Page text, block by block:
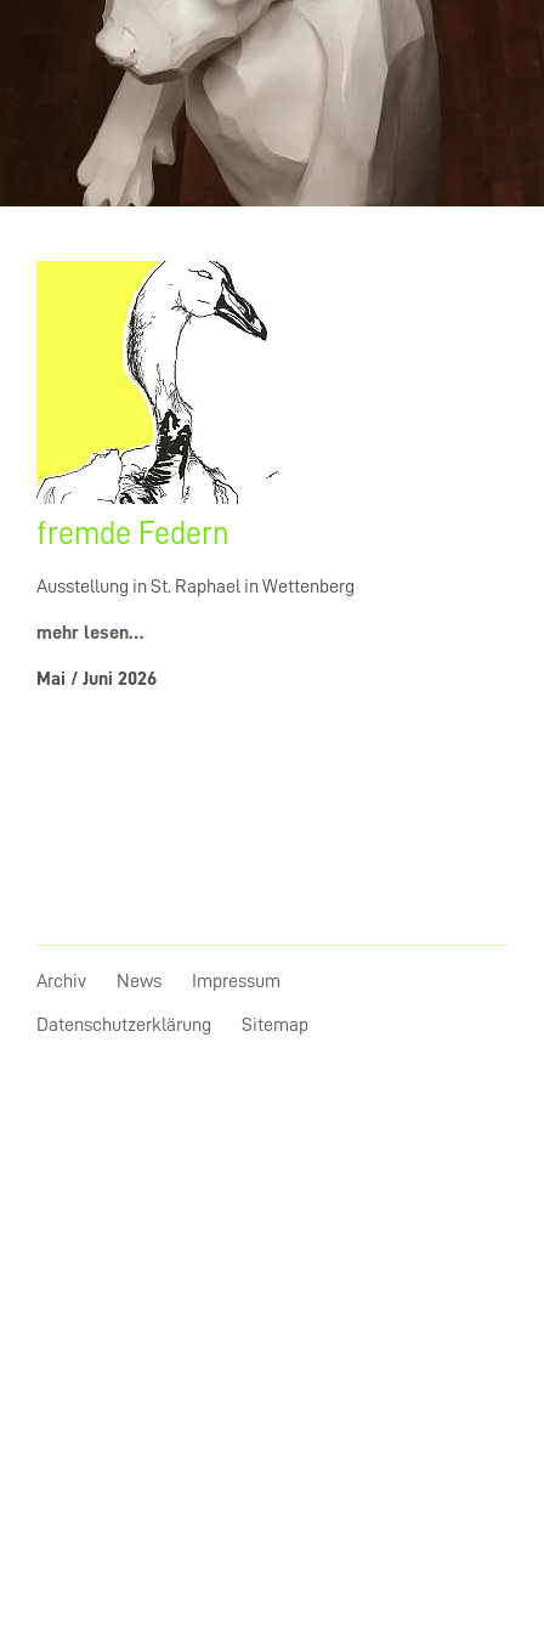
fremde Federn
Ausstellung in St. Raphael in Wettenberg
mehr lesen…
Mai / Juni 2026
Archiv News Impressum
Datenschutzerklärung Sitemap